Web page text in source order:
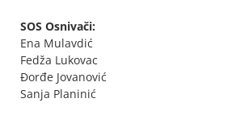
SOS Osnivači:
Ena Mulavdić
Fedža Lukovac
Đorđe Jovanović
Sanja Planinić